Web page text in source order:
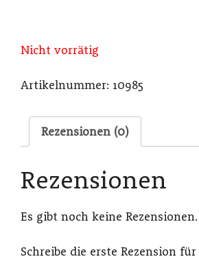
Nicht vorrätig
Artikelnummer: 10985
Rezensionen (0)
Rezensionen
Es gibt noch keine Rezensionen.
Schreibe die erste Rezension